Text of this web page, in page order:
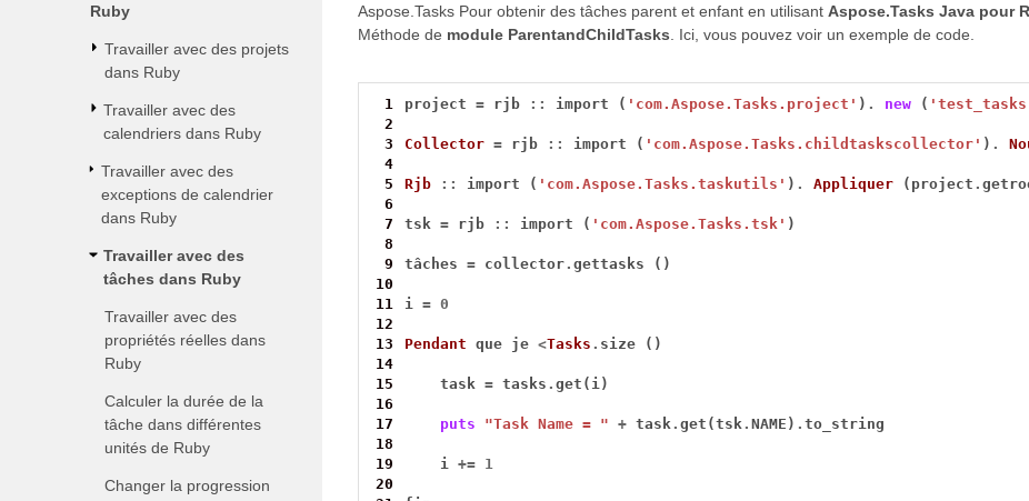
Ruby
Travailler avec des projets
dans Ruby
Travailler avec des
calendriers dans Ruby
Travailler avec des
exceptions de calendrier
dans Ruby
Travailler avec des
tâches dans Ruby
Travailler avec des
propriétés réelles dans
Ruby
Calculer la durée de la
tâche dans différentes
unités de Ruby
Changer la progression
Aspose.Tasks Pour obtenir des tâches parent et enfant en utilisant Aspose.Tasks Java pour
Méthode de module ParentandChildTasks. Ici, vous pouvez voir un exemple de code.
1 project = rjb :: import ( 'com.Aspose.Tasks.project' ) . new (
2
3
Collector = rjb :: import ( 'com.Aspose.Tasks.childtaskscollector' ) .
4
5
Rjb :: import ( 'com.Aspose.Tasks.taskutils' ) . Appliquer (project .
6
7
tsk = rjb :: import ( 'com.Aspose.Tasks.tsk'
8
9
tâches = collector.
10
11
i = 0
12
13
Pendant que je <Tasks .
14
15
    task
= tasks .
16
17
puts "Task Name = " + task.get(tsk.NAME) .
18
19
    i
+= 1
20